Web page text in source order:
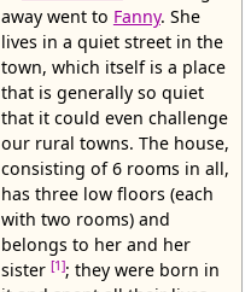
away went to Fanny. She
lives in a quiet street in the
town, which itself is a place
that is generally so quiet
that it could even challenge
our rural towns. The house,
consisting of 6 rooms in all,
has three low floors (each
with two rooms) and
belongs to her and her
sister [1]; they were born in